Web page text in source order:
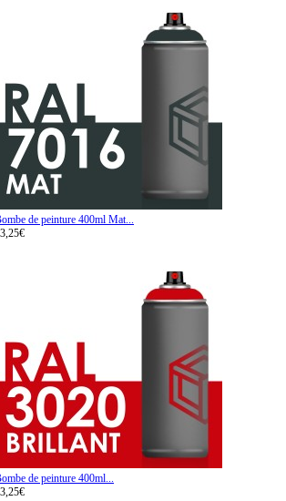
de peinture 400ml Mat...
de peinture 400ml...